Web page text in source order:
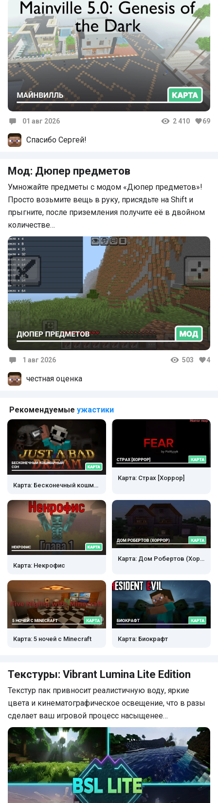
01 авг 2026 2 410 69
Спасибо Сергей!
Мод: Дюпер предметов
Умножайте предметы с модом «Дюпер предметов»!
Просто возьмите вещь в руку, присядьте на Shift и
прыгните, после приземления получите её в двойном
количестве…
1 авг 2026 503 4
честная оценка
Рекомендуемые ужастики
Карта: Бесконечный кошмарный сон
Карта: Страх [Хоррор]
Карта: Некрофис
Карта: Дом Робертов (Хоррор)
Карта: 5 ночей с Minecraft Карта: Биокрафт
Текстуры: Vibrant Lumina Lite Edition
Текстур пак привносит реалистичную воду, яркие
цвета и кинематографическое освещение, что в разы
сделает ваш игровой процесс насыщенее…